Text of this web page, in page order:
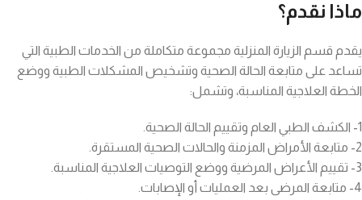
ماذا نقدم؟
يقدم قسم الزيارة المنزلية مجموعة متكاملة من الخدمات الطبية التي
تساعد على متابعة الحالة الصحية وتشخيص المشكلات الطبية ووضع
الخطة العلاجية المناسبة، وتشمل:
1- الكشف الطبي العام وتقييم الحالة الصحية.
2- متابعة الأمراض المزمنة والحالات الصحية المستقرة.
3- تقييم الأعراض المرضية ووضع التوصيات العلاجية المناسبة.
4- متابعة المرضى بعد العمليات أو الإصابات.